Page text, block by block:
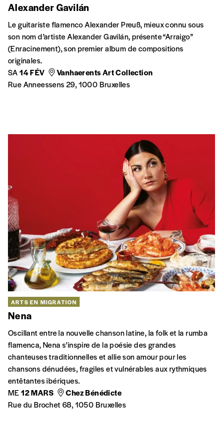
Alexander Gavilán
Le guitariste flamenco Alexander Preuß, mieux connu sous
son nom d’artiste Alexander Gavilán, présente “Arraigo”
(Enracinement), son premier album de compositions
originales.
SA14 FÉV
Vanhaerents Art Collection
Rue Anneessens 29, 1000 Bruxelles
ARTS EN MIGRATION
Nena
Oscillant entre la nouvelle chanson latine, la folk et la rumba
flamenca, Nena s’inspire de la poésie des grandes
chanteuses traditionnelles et allie son amour pour les
chansons dénudées, fragiles et vulnérables aux rythmiques
entêtantes ibériques.
ME12 MARS
Chez Bénédicte
Rue du Brochet 68, 1050 Bruxelles